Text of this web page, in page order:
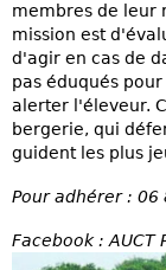
membres de leur
mission est
d'agir en cas de
pas éduqués
alerter l'éleveur.
bergerie, qui
guident les plus
Pour adhérer : 06
Facebook : AUCT